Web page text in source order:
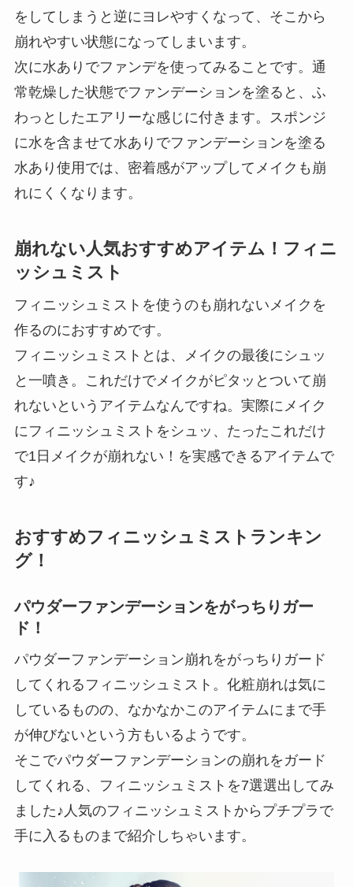
をしてしまうと逆にヨレやすくなって、そこから
崩れやすい状態になってしまいます。
次に水ありでファンデを使ってみることです。通
常乾燥した状態でファンデーションを塗ると、ふ
わっとしたエアリーな感じに付きます。スポンジ
に水を含ませて水ありでファンデーションを塗る
水あり使用では、密着感がアップしてメイクも崩
れにくくなります。
崩れない人気おすすめアイテム！フィニ
ッシュミスト
フィニッシュミストを使うのも崩れないメイクを
作るのにおすすめです。
フィニッシュミストとは、メイクの最後にシュッ
と一噴き。これだけでメイクがピタッとついて崩
れないというアイテムなんですね。実際にメイク
にフィニッシュミストをシュッ、たったこれだけ
で1日メイクが崩れない！を実感できるアイテムで
す♪
おすすめフィニッシュミストランキン
グ！
パウダーファンデーションをがっちりガー
ド！
パウダーファンデーション崩れをがっちりガード
してくれるフィニッシュミスト。化粧崩れは気に
しているものの、なかなかこのアイテムにまで手
が伸びないという方もいるようです。
そこでパウダーファンデーションの崩れをガード
してくれる、フィニッシュミストを7選選出してみ
ました♪人気のフィニッシュミストからプチプラで
手に入るものまで紹介しちゃいます。